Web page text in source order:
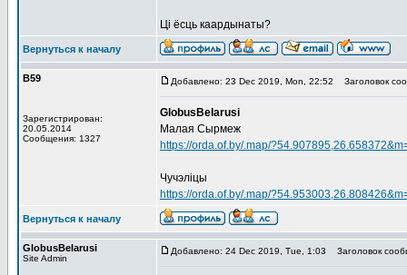
Ці ёсць каардынаты?
Вернуться к началу
В59
Зарегистрирован:
20.05.2014
Сообщения: 1327
Добавлено: 23 Dec 2019, Mon, 22:52 Заголовок
GlobusBelarusi
Малая Сырмеж
https://orda.of.by/.map/
Чучэліцы
https://orda.of.by/.map/
Вернуться к началу
GlobusBelarusi
Site Admin
Добавлено: 24 Dec 2019, Tue, 1:03 Заголовок